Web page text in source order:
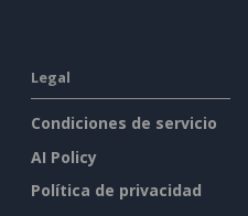
Legal
Condiciones de servicio
AI Policy
Política de privacidad